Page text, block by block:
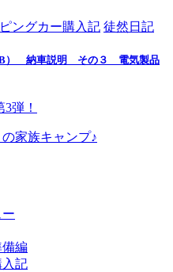
ングカー購入記 徒然日記
） 納車説明 その３ 電気製品
弾！
家族キャンプ♪
編
記